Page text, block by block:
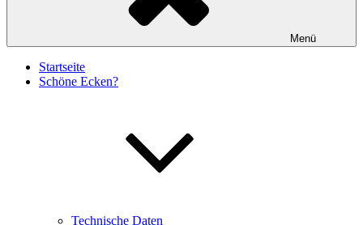
Menü
Startseite
Schöne Ecken?
Technische Daten